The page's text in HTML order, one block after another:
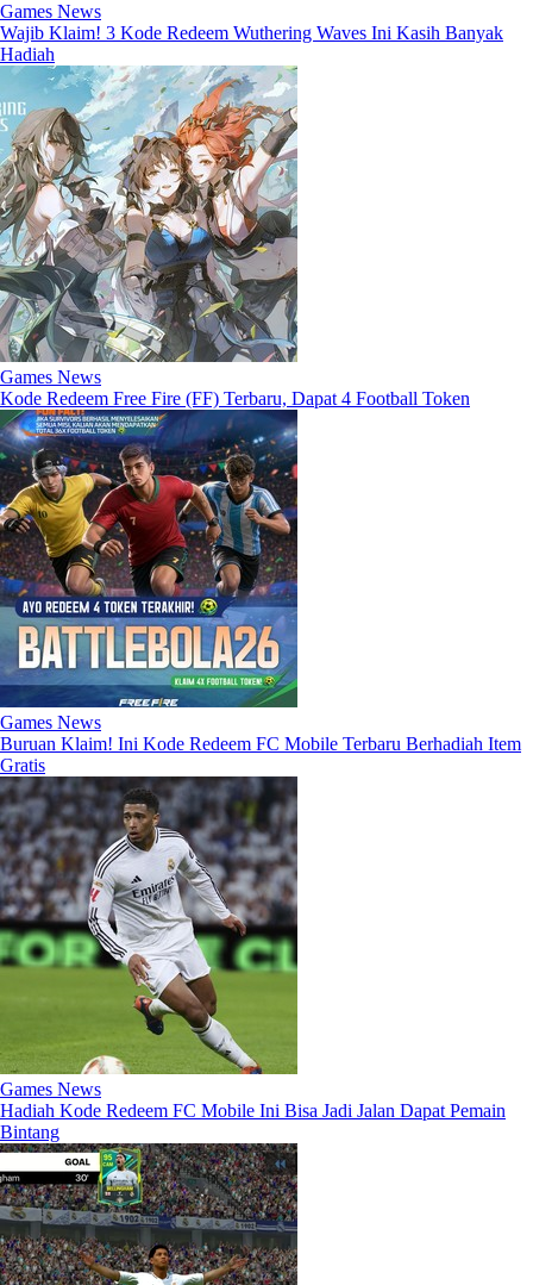
Games News
Wajib Klaim! 3 Kode Redeem Wuthering Waves Ini Kasih Banyak
Hadiah
Games News
Kode Redeem Free Fire (FF) Terbaru, Dapat 4 Football Token
Games News
Buruan Klaim! Ini Kode Redeem FC Mobile Terbaru Berhadiah Item
Gratis
Games News
Hadiah Kode Redeem FC Mobile Ini Bisa Jadi Jalan Dapat Pemain
Bintang